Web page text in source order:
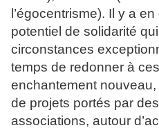
l’égocentrisme). Il y a
potentiel de solidarité
circonstances
temps de redonner à
enchantement
de projets portés par
associations, autour